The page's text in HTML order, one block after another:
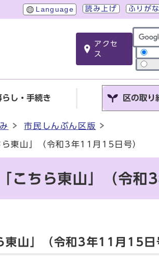
Language 読み上げ ふりがな
アクセ
ス
サイ
らし・手続き 区の取り
市民しんぶん区版
東山」（令和3年11月15日号）
こちら東山」（令和
東山」（令和3年11月15日